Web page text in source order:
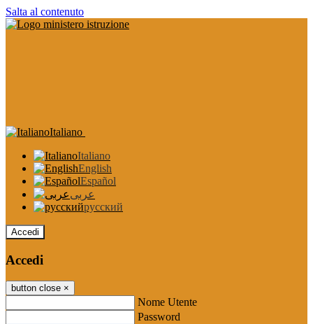
Salta al contenuto
Italiano
Italiano
English
Español
عربى
русский
Accedi
Accedi
button close ×
Nome Utente
Password